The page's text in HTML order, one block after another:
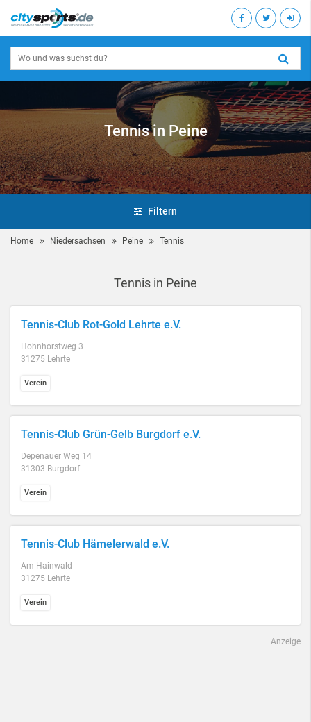
Tennis in Peine
Filtern
Home Niedersachsen Peine Tennis
Tennis in Peine
Tennis-Club Rot-Gold Lehrte e.V.
Hohnhorstweg 3
31275 Lehrte
Verein
Tennis-Club Grün-Gelb Burgdorf e.V.
Depenauer Weg 14
31303 Burgdorf
Verein
Tennis-Club Hämelerwald e.V.
Am Hainwald
31275 Lehrte
Verein
Anzeige